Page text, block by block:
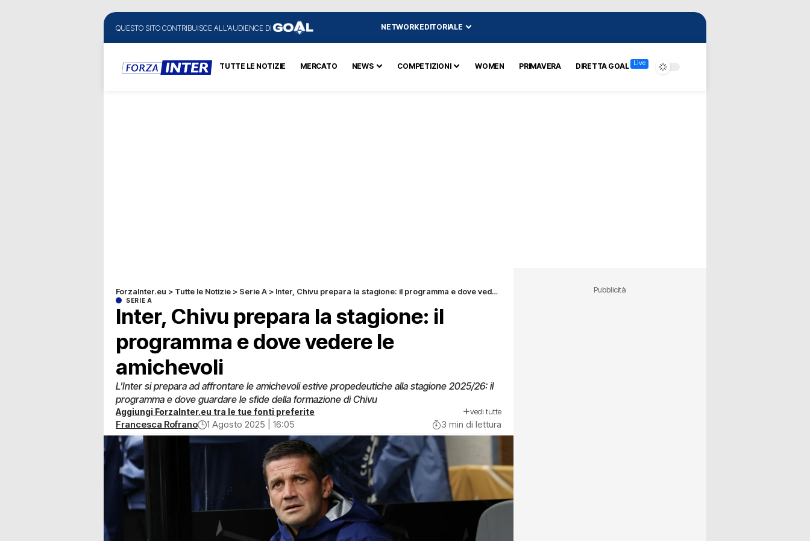
QUESTO SITO CONTRIBUISCE ALL'AUDIENCE DI NETWORK EDITORIALE
TUTTE LE NOTIZIE MERCATO NEWS COMPETIZIONI WOMEN PRIMAVERA DIRETTA GOAL Live
ForzaInter.eu > Tutte le Notizie > Serie A > Inter, Chivu prepara la stagione: il programma e dove vedere le amichevoli
SERIE A
Inter, Chivu prepara la stagione: il
programma e dove vedere le
amichevoli
L'Inter si prepara ad affrontare le amichevoli estive propedeutiche alla stagione 2025/26: il
programma e dove guardare le sfide della formazione di Chivu
Aggiungi ForzaInter.eu tra le tue fonti preferite vedi tutte
Francesca Rofrano 1 Agosto 2025 | 16:05 3 min di lettura
Pubblicità